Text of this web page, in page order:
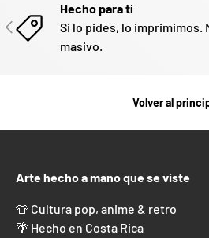
ANTERIOR
Hecho para tí
Si lo pides, lo imprimimos.
masivo.
Volver al
Arte hecho a mano que se viste
👕 Cultura pop, anime & retro
🌴 Hecho en Costa Rica